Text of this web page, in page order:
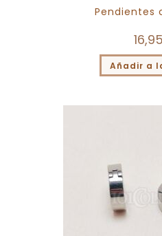
Pendientes
16,95
Añadir a